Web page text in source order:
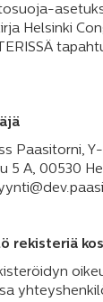
Helsinki
Paasitorni,
5 A, 00530
rekisteriä